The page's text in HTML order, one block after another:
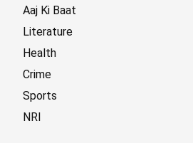
Aaj Ki Baat
Literature
Health
Crime
Sports
NRI